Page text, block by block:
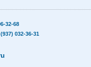
32-68
032-36-31